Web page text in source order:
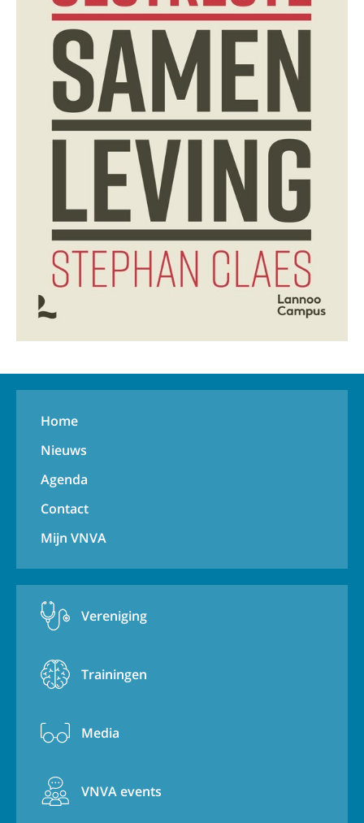
Home
Nieuws
Agenda
Contact
Mijn VNVA
Vereniging
Trainingen
Media
VNVA events